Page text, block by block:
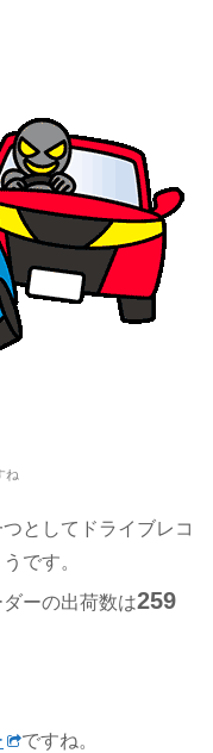
ね
としてドライブレコ
です。
ーの出荷数は259
ですね。